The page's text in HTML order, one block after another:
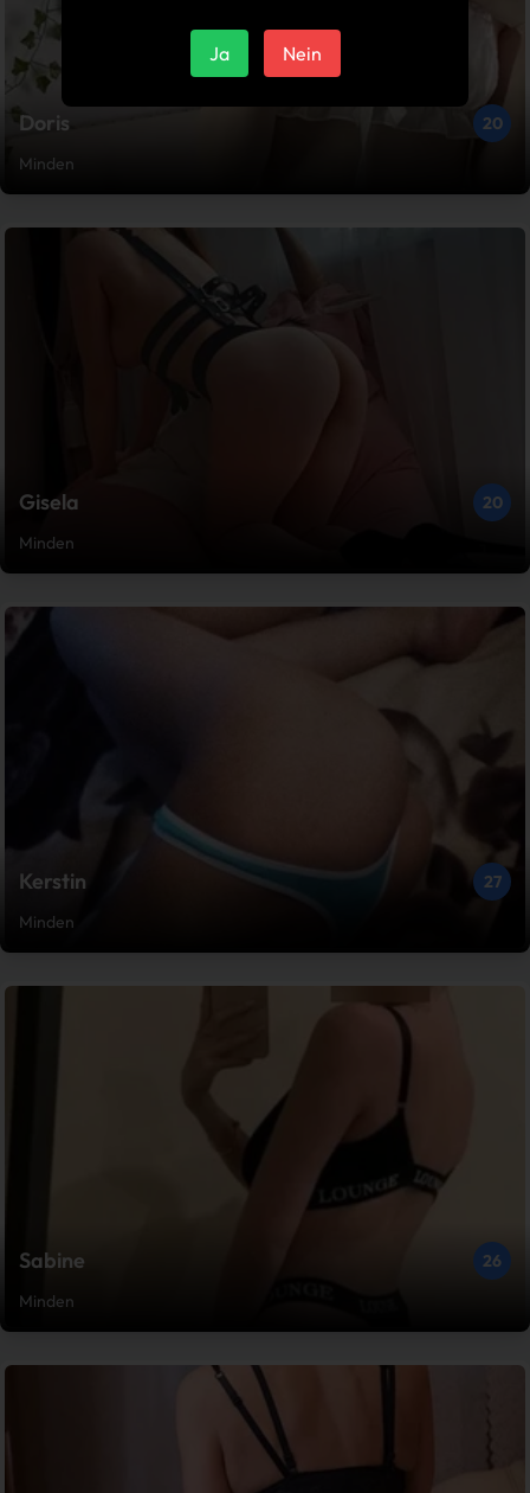
Doris
20
Minden
Gisela
20
Minden
Kerstin
27
Minden
Sabine
26
Minden
Ja Nein